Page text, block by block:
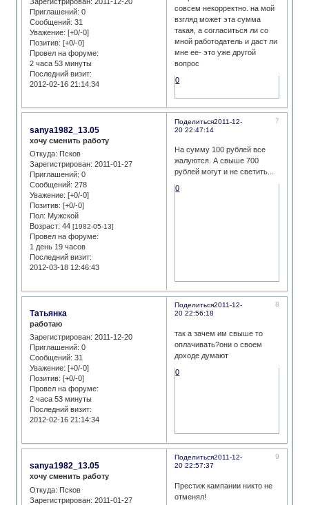
Приглашений: 0
Сообщений: 31
Уважение: [+0/-0]
Позитив: [+0/-0]
Провел на форуме:
2 часа 53 минуты
Последний визит:
2012-02-16 21:14:34
совсем некорректно. на мой
взгляд может эта сумма
такая, а согласиться ли со
мной работодатель и даст ли
мне ее- это уже другой
вопрос
0
Поделиться 7
2011-12-
20 22:47:14
sanya1982_13.05
хочу сменить работу
Откуда: Псков
Зарегистрирован: 2011-01-27
Приглашений: 0
Сообщений: 278
Уважение: [+0/-0]
Позитив: [+0/-0]
Пол: Мужской
Возраст: 44[1982-05-13]
Провел на форуме:
1 день 19 часов
Последний визит:
2012-03-18 12:46:43
На сумму 100 рублей все
жалуются. А свыше 700
рублей могут и не светить...
0
Поделиться 8
2011-12-
20 22:56:18
Татьянка
работаю
Зарегистрирован: 2011-12-20
Приглашений: 0
Сообщений: 31
Уважение: [+0/-0]
Позитив: [+0/-0]
Провел на форуме:
2 часа 53 минуты
Последний визит:
2012-02-16 21:14:34
так а зачем им свыше то
оплачивать?они о своем
доходе думают
0
Поделиться 9
2011-12-
20 22:57:37
sanya1982_13.05
хочу сменить работу
Откуда: Псков
Зарегистрирован: 2011-01-27
Престиж кампании никто не
отменял!